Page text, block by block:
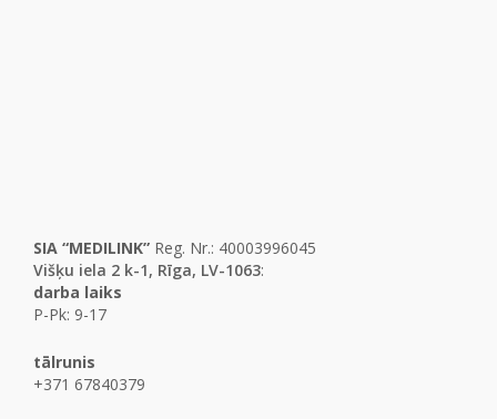
SIA “MEDILINK” Reg. Nr.: 40003996045
Višķu iela 2 k-1, Rīga, LV-1063:
darba laiks
P-Pk: 9-17
tālrunis
+371 67840379